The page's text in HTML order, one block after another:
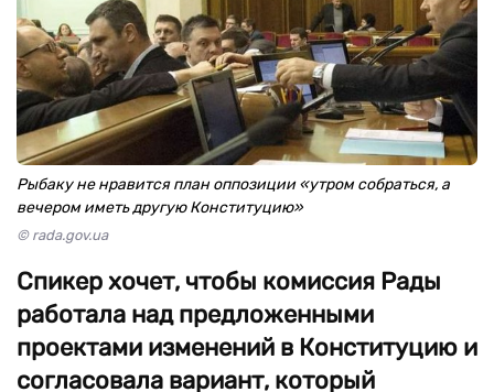
Рыбаку не нравится план оппозиции «утром собраться, а
вечером иметь другую Конституцию»
© rada.gov.ua
Спикер хочет, чтобы комиссия Рады
работала над предложенными
проектами изменений в Конституцию и
согласовала вариант, который